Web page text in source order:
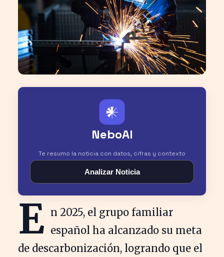
𒀭
NeboAI
Te resumo la noticia con datos, cifras y contexto
Analizar Noticia
E n 2025, el grupo familiar
español ha alcanzado su meta
de descarbonización, logrando que el